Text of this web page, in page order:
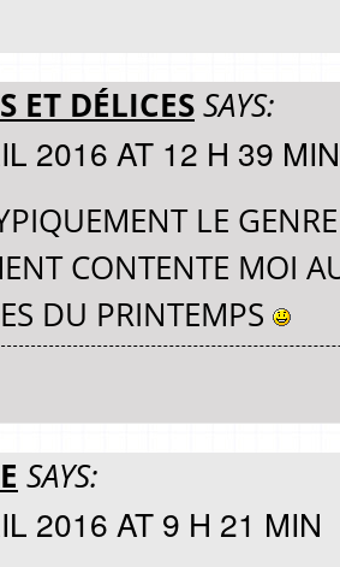
ET DÉLICESSAYS:
2016 AT 12 H 39 MIN
LE
CONTENTE MOI
DU PRINTEMPS
SAYS:
2016 AT 9 H 21 MIN